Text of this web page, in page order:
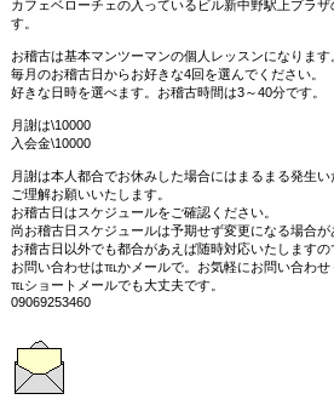
カフェベローチェの入っているビル新中野駅上プラ
す。
お稽古は基本マンツーマンの個人レッスンになります
毎月のお稽古日からお好きな4回を選んでください。
好きな日時を選べます。お稽古時間は3～40分です。
月謝は\10000
入会金\10000
月謝は本人都合でお休みした場合にはまるまる発生
ご理解お願いいたします。
お稽古日はスケジュールをご確認ください。
尚お稽古日スケジュールは予期せず変更になる場合が
お稽古日以外でも都合があえば随時対応いたしますの
お問い合わせは℡かメールで。お気軽にお問い合わせ
℡ショートメールでも大丈夫です。
09069253460